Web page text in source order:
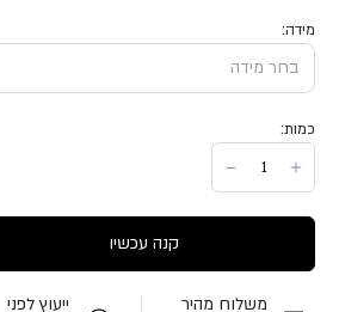
מידה:
כמות:
קנה עכשיו
משלוח מהיר ייעוץ לפני